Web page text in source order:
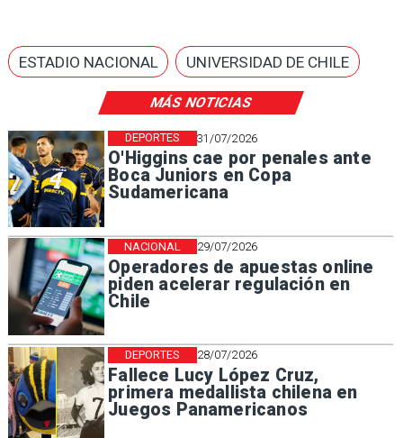
MÁS NOTICIAS
31/07/2026
O'Higgins cae por penales ante
Boca Juniors en Copa
Sudamericana
DEPORTES
29/07/2026
Operadores de apuestas online
piden acelerar regulación en
Chile
NACIONAL
28/07/2026
Fallece Lucy López Cruz,
primera medallista chilena en
Juegos Panamericanos
DEPORTES
ESTADIO NACIONAL UNIVERSIDAD DE CHILE